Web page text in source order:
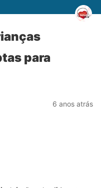
para
6 anos atrás